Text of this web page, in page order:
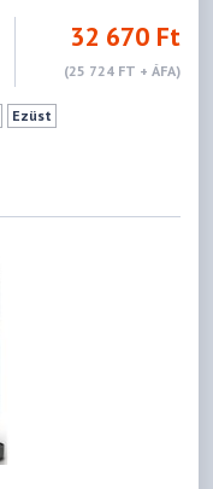
32 670 Ft
(25 724 FT + ÁFA)
Ezüst